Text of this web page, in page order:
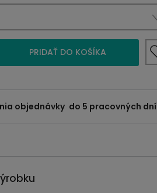
PRIDAŤ DO KOŠÍKA
objednávky do 5 pracovných dní